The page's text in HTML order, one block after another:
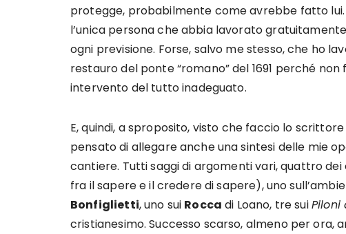
protegge, probabilmente come avrebbe fatto
l’unica persona che abbia lavorato
ogni previsione. Forse, salvo me stesso, che ho
restauro del ponte “romano” del 1691 perché
intervento del tutto inadeguato.
E, quindi, a sproposito, visto che faccio lo
pensato di allegare anche una sintesi delle mie
cantiere. Tutti saggi di argomenti vari, quattro
fra il sapere e il credere di sapere), uno
Bonfiglietti, uno sui Rocca di Loano, tre suiPiloni
cristianesimo. Successo scarso, almeno per